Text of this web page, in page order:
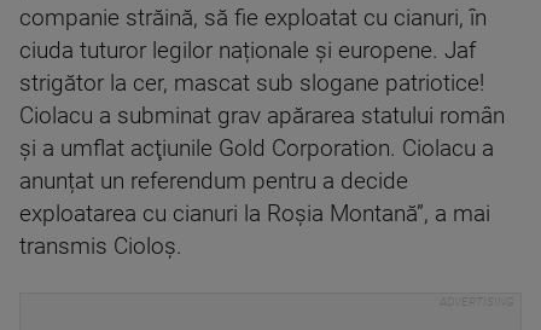
companie străină, să fie exploatat cu cianuri, în
ciuda tuturor legilor naționale şi europene. Jaf
strigător la cer, mascat sub slogane patriotice!
Ciolacu a subminat grav apărarea statului român
şi a umflat acţiunile Gold Corporation. Ciolacu a
anunțat un referendum pentru a decide
exploatarea cu cianuri la Roșia Montană”, a mai
transmis Cioloș.